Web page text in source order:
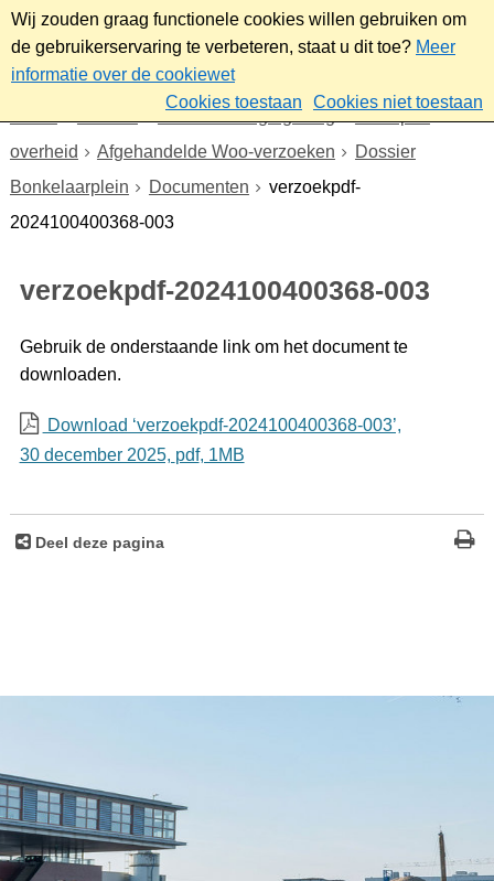
Wij zouden graag functionele cookies willen gebruiken om
de gebruikerservaring te verbeteren, staat u dit toe? Meer
informatie over de cookiewet
Cookies toestaan
Cookies niet toestaan
Beleid- en regelgeving
Wet open
overheid
Afgehandelde Woo-verzoeken
Dossier
Bonkelaarplein
Documenten
verzoekpdf-
2024100400368-003
verzoekpdf-2024100400368-003
Gebruik de onderstaande link om het document te
downloaden.
Download ‘verzoekpdf-2024100400368-003’,
30 december 2025, pdf, 1MB
Deel deze pagina